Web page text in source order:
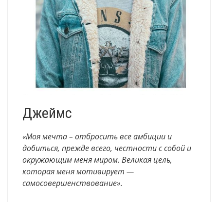
Джеймс
«Моя мечта – отбросить все амбиции и
добиться, прежде всего, честности с собой и
окружающим меня миром. Великая цель,
которая меня мотивирует —
самосовершенствование».